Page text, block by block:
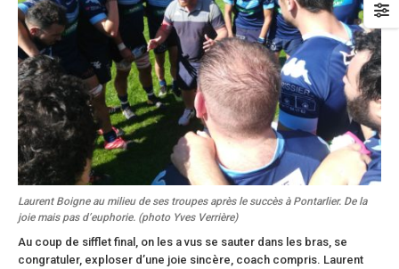
Laurent Boigne au milieu de ses troupes après le succès à Pontarlier. De la
joie mais pas d’euphorie. (photo Yves Verrière)
Au coup de sifflet final, on les a vus se sauter dans les bras, se
congratuler, exploser d’une joie sincère, coach compris. Laurent